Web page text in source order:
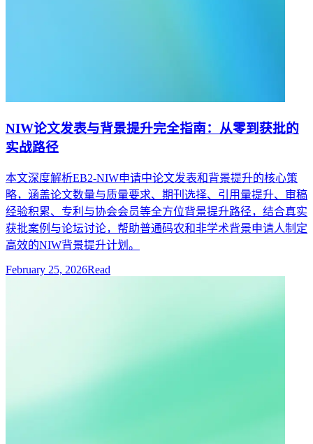
NIW论文发表与背景提升完全指南：从零到获批的
实战路径
本文深度解析EB2-NIW申请中论文发表和背景提升的核心策
略，涵盖论文数量与质量要求、期刊选择、引用量提升、审稿
经验积累、专利与协会会员等全方位背景提升路径，结合真实
获批案例与论坛讨论，帮助普通码农和非学术背景申请人制定
高效的NIW背景提升计划。
February 25, 2026Read